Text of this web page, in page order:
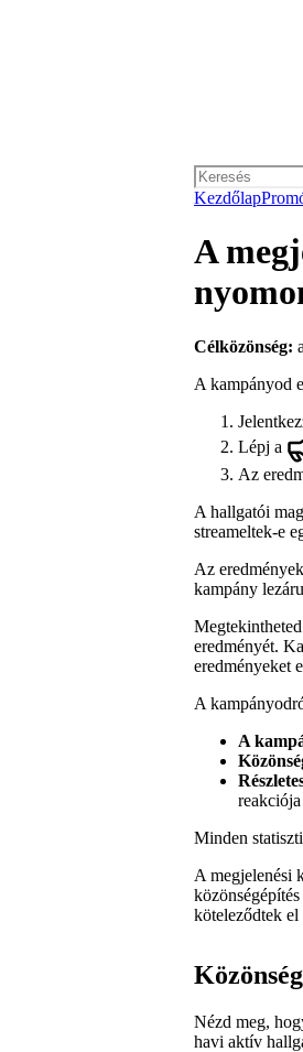
Kezdőlap
A
Célközönség:
A kampányod
Lépj a
Az
A hallgatói
streameltek-e
Az
kampány
eredményét.
eredményeket
A
A
reakciója
Minden
A megjelenési
köteleződtek el
Nézd meg,
havi aktív